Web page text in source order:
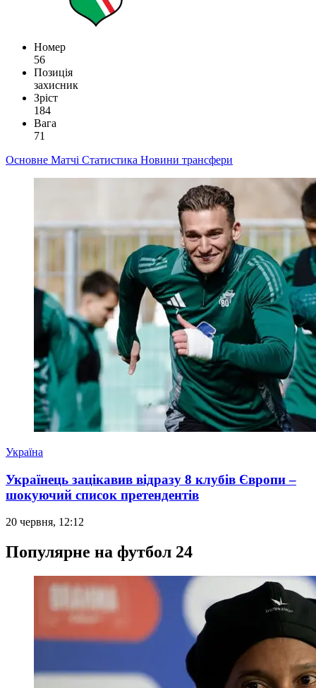
Номер
56
Позиція
захисник
Зріст
184
Вага
71
Основне Матчі Статистика Новини трансфери
Україна
Українець зацікавив відразу 8 клубів Європи –
шокуючий список претендентів
20 червня, 12:12
Популярне на футбол 24